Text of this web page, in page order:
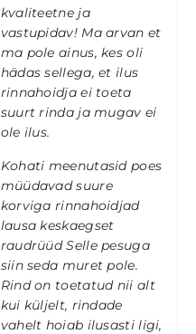
kvaliteetne ja
vastupidav! Ma arvan et
ma pole ainus, kes oli
hädas sellega, et ilus
rinnahoidja ei toeta
suurt rinda ja mugav ei
ole ilus.
Kohati meenutasid poes
müüdavad suure
korviga rinnahoidjad
lausa keskaegset
raudrüüd Selle pesuga
siin seda muret pole.
Rind on toetatud nii alt
kui küljelt, rindade
vahelt hoiab ilusasti ligi,